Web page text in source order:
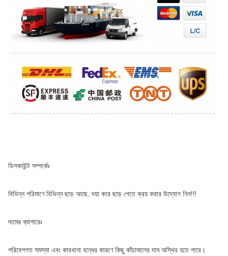
ডিসকাউন্ট সম্পর্কেঃ
বিভিন্ন পরিমাণে বিভিন্ন ছাড় আছে. দয়া করে ছাড় পেতে ক্রয় করার উদ্যোগ নিন!!!
দামের ব্যাপারেঃ
পরিবেশগত সমস্যা এবং কারখানা বন্ধের কারণে কিছু কাঁচামালের দাম অস্থির হতে পারে।